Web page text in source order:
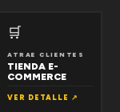
🛒
ATRAE CLIENTES
TIENDA E-
COMMERCE
VER DETALLE ↗